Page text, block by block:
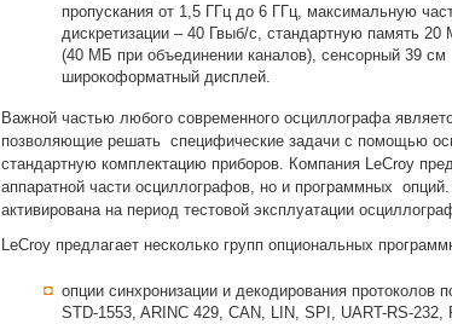
пропускания от 1,5 ГГц до 6 ГГц, максимальную
дискретизации – 40 Гвыб/с, стандартную память 20
(40 МБ при объединении каналов), сенсорный 39 см
широкоформатный дисплей.
Важной частью любого современного осциллографа
позволяющие решать специфические задачи с помощью
стандартную комплектацию приборов. Компания LeCroy
аппаратной части осциллографов, но и программных
активирована на период тестовой эксплуатации
LeCroy предлагает несколько групп опциональных
опции синхронизации и декодирования протоколов
STD-1553, ARINC 429, CAN, LIN, SPI, UART-RS-